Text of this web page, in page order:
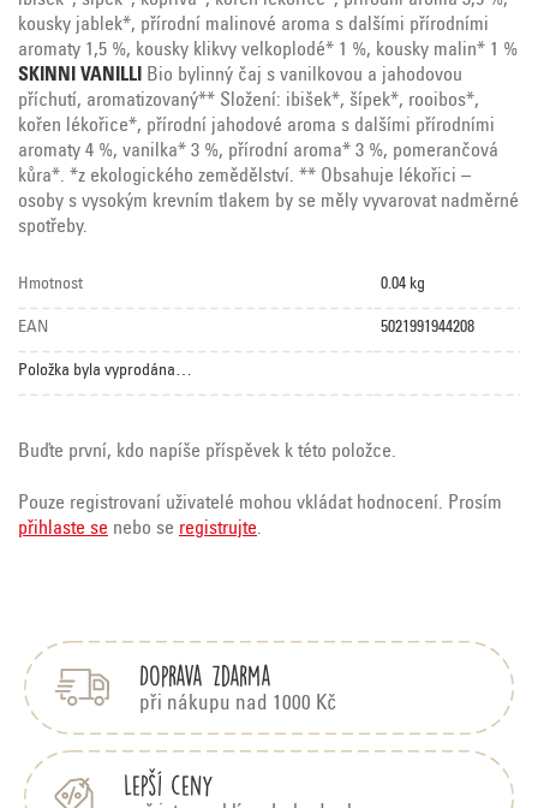
kousky jablek*, přírodní malinové aroma s dalšími přírodními
aromaty 1,5 %, kousky klikvy velkoplodé* 1 %, kousky malin* 1 %
SKINNI VANILLI
Bio bylinný čaj s vanilkovou a jahodovou
příchutí, aromatizovaný** Složení: ibišek*, šípek*, rooibos*,
kořen lékořice*, přírodní jahodové aroma s dalšími přírodními
aromaty 4 %, vanilka* 3 %, přírodní aroma* 3 %, pomerančová
kůra*. *z ekologického zemědělství. ** Obsahuje lékořici –
osoby s vysokým krevním tlakem by se měly vyvarovat nadměrné
spotřeby.
Hmotnost 0.04 kg
EAN 5021991944208
Položka byla vyprodána…
Buďte první, kdo napíše příspěvek k této položce.
Pouze registrovaní uživatelé mohou vkládat hodnocení. Prosím
přihlaste se nebo se registrujte.
Doprava zdarma
při nákupu nad 1000 Kč
Lepší ceny